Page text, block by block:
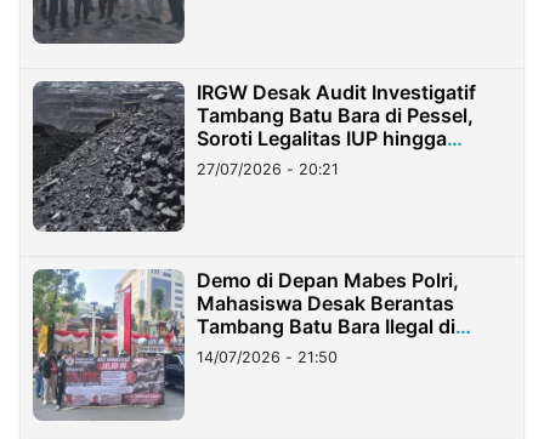
IRGW Desak Audit Investigatif
Tambang Batu Bara di Pessel,
Soroti Legalitas IUP hingga
Stockpile
27/07/2026 - 20:21
Demo di Depan Mabes Polri,
Mahasiswa Desak Berantas
Tambang Batu Bara Ilegal di
Lampung
14/07/2026 - 21:50